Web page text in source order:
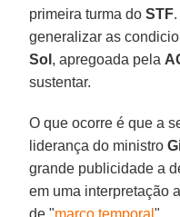
primeira turma doSTF
generalizar as
Sol , apregoada pela
sustentar.
O que ocorre é que a
liderança do ministro
grande publicidade a
em uma interpretação
de "marco temporal".